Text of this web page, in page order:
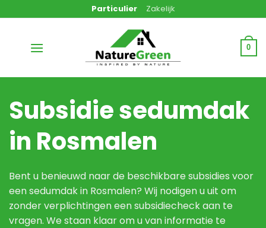
naar
Particulier Zakelijk
0
Subsidie sedumdak
in Rosmalen
Bent u benieuwd naar de beschikbare subsidies voor
een sedumdak in Rosmalen? Wij nodigen u uit om
zonder verplichtingen een subsidiecheck aan te
vragen. We staan klaar om u van informatie te